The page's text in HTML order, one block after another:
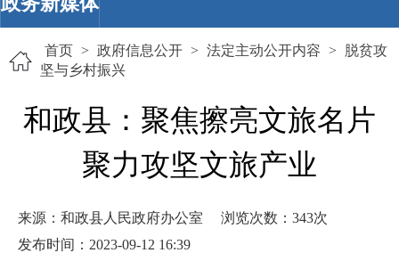
首页 > 政府信息公开 > 法定主动公开内容 >
脱贫攻
坚与乡村振兴
和政县：聚焦擦亮文旅名片
聚力攻坚文旅产业
来源：和政县人民政府办公室 浏览次数： 343次
发布时间：2023-09-12 16:39